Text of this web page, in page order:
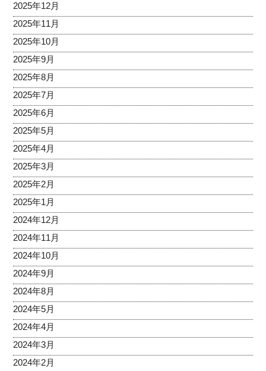
2025年12月
2025年11月
2025年10月
2025年9月
2025年8月
2025年7月
2025年6月
2025年5月
2025年4月
2025年3月
2025年2月
2025年1月
2024年12月
2024年11月
2024年10月
2024年9月
2024年8月
2024年5月
2024年4月
2024年3月
2024年2月